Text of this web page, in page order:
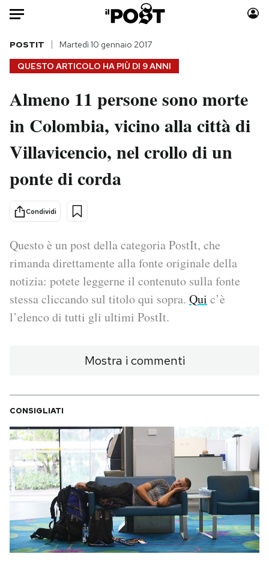
Auto
HOME
Italia
Politica
Tecnologia
Scienza
Cultura
Economia
Sport
Moda
Consumismi
Storie/Idee
Mondiali calcio 2026
PODCAST
SHOP
CALENDARIO
AREA PERSONALE
Area Personale
Newsletter
Notifiche mobile
QUESTO ARTICOLO HA PIÙ DI 9 ANNI
POSTIT Martedì 10 gennaio 2017
Almeno 11 persone sono morte
in Colombia, vicino alla città di
Villavicencio, nel crollo di un
ponte di corda
Condividi
Questo è un post della categoria PostIt, che
rimanda direttamente alla fonte originale della
notizia: potete leggerne il contenuto sulla fonte
stessa cliccando sul titolo qui sopra. Qui c’è
l’elenco di tutti gli ultimi PostIt.
Mostra i commenti
CONSIGLIATI